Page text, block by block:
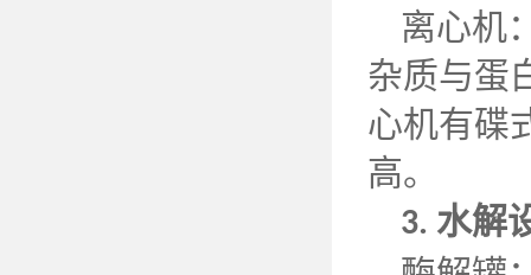
离心机
杂质与蛋
心机有碟
高。
3. 水解